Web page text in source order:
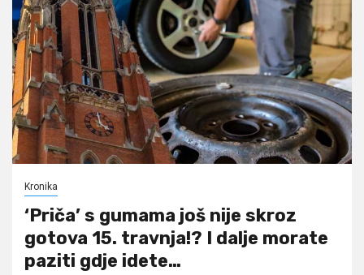
Kronika
‘Priča’ s gumama još nije skroz
gotova 15. travnja!? I dalje morate
paziti gdje idete…